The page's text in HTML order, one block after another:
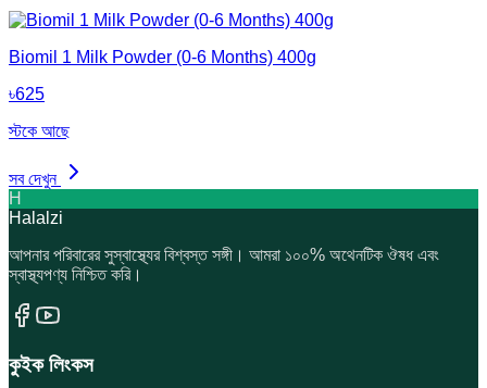
Biomil 1 Milk Powder (0-6 Months) 400g
৳625
স্টকে আছে
সব দেখুন
H
Halalzi
আপনার পরিবারের সুস্বাস্থ্যের বিশ্বস্ত সঙ্গী। আমরা ১০০% অথেনটিক ঔষধ এবং
স্বাস্থ্যপণ্য নিশ্চিত করি।
কুইক লিংকস